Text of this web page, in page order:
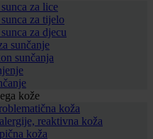
za lice
za tijelo
za djecu
sunčanje
sunčanja
kože
koža
reaktivna koža
koža